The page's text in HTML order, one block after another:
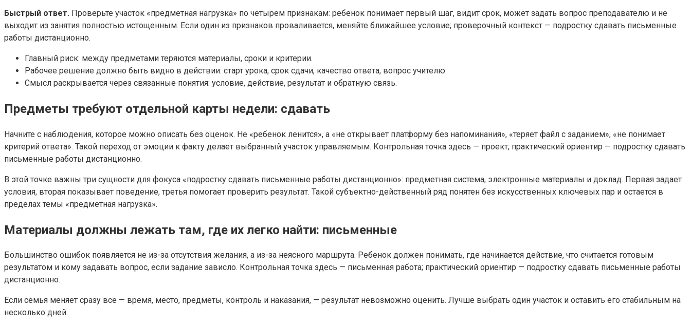
Быстрый ответ. Проверьте участок «предметная нагрузка» по четырем признакам: ребенок понимает первый шаг, видит срок, может задать вопрос преподавателю и не
выходит из занятия полностью истощенным. Если один из признаков проваливается, меняйте ближайшее условие; проверочный контекст — подростку сдавать письменные
работы дистанционно.
Главный риск: между предметами теряются материалы, сроки и критерии.
Рабочее решение должно быть видно в действии: старт урока, срок сдачи, качество ответа, вопрос учителю.
Смысл раскрывается через связанные понятия: условие, действие, результат и обратную связь.
Предметы требуют отдельной карты недели: сдавать
Начните с наблюдения, которое можно описать без оценок. Не «ребенок ленится», а «не открывает платформу без напоминания», «теряет файл с заданием», «не понимает
критерий ответа». Такой переход от эмоции к факту делает выбранный участок управляемым. Контрольная точка здесь — проект; практический ориентир — подростку сдавать
письменные работы дистанционно.
В этой точке важны три сущности для фокуса «подростку сдавать письменные работы дистанционно»: предметная система, электронные материалы и доклад. Первая задает
условия, вторая показывает поведение, третья помогает проверить результат. Такой субъектно-действенный ряд понятен без искусственных ключевых пар и остается в
пределах темы «предметная нагрузка».
Материалы должны лежать там, где их легко найти: письменные
Большинство ошибок появляется не из-за отсутствия желания, а из-за неясного маршрута. Ребенок должен понимать, где начинается действие, что считается готовым
результатом и кому задавать вопрос, если задание зависло. Контрольная точка здесь — письменная работа; практический ориентир — подростку сдавать письменные работы
дистанционно.
Если семья меняет сразу все — время, место, предметы, контроль и наказания, — результат невозможно оценить. Лучше выбрать один участок и оставить его стабильным на
несколько дней.